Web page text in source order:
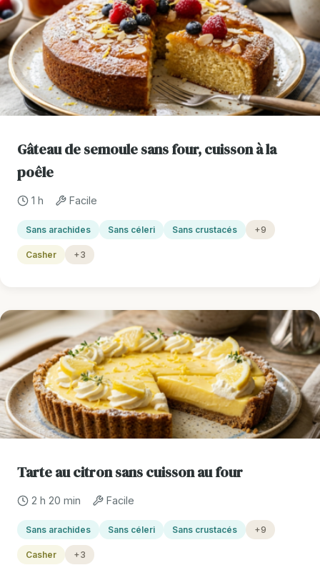
Gâteau de semoule sans four, cuisson à la
poêle
1 h Facile
Sans arachides Sans céleri Sans crustacés +9
Casher +3
Tarte au citron sans cuisson au four
2 h 20 min Facile
Sans arachides Sans céleri Sans crustacés +9
Casher +3